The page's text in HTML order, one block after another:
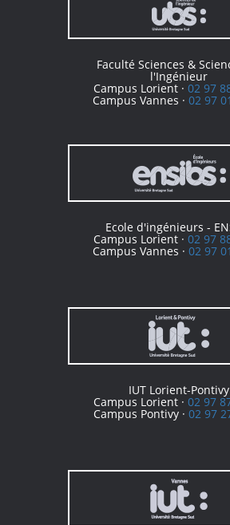
Faculté Sciences &
l'Ingénieur
Campus Lorient · 02 97
Campus Vannes · 02 97
Ecole d'ingénieurs -
Campus Lorient · 02 97
Campus Vannes · 02 97
IUT Lorient-Pontivy
Campus Lorient · 02 97
Campus Pontivy · 02 97